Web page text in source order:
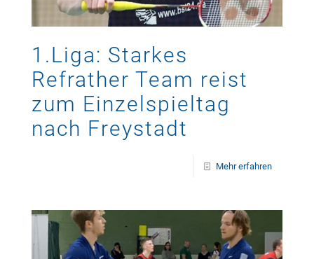
1.Liga: Starkes
Refrather Team reist
zum Einzelspieltag
nach Freystadt
Mehr erfahren